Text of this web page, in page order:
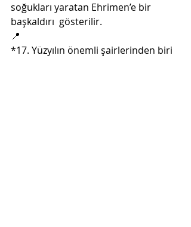
soğukları yaratan Ehrimen’e bir
başkaldırı  gösterilir.
📍
*17. Yüzyılın önemli şairlerinden biri